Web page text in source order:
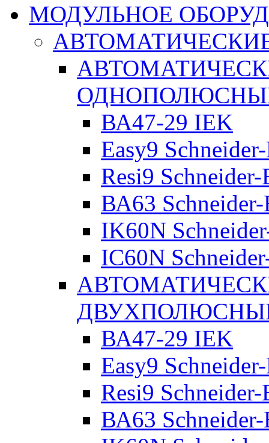
МОДУЛЬНОЕ
ВА47-29 IEK
Easy9
Resi9
ВА63
IK60N
IC60N
ВА47-29 IEK
Easy9
Resi9
ВА63